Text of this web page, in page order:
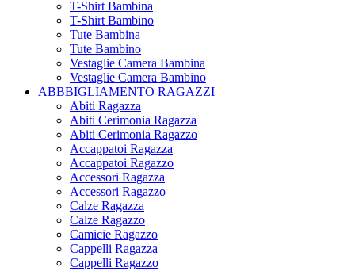
T-Shirt Bambina
T-Shirt Bambino
Tute Bambina
Tute Bambino
Vestaglie Camera Bambina
Vestaglie Camera Bambino
ABBBIGLIAMENTO RAGAZZI
Abiti Ragazza
Abiti Cerimonia Ragazza
Abiti Cerimonia Ragazzo
Accappatoi Ragazza
Accappatoi Ragazzo
Accessori Ragazza
Accessori Ragazzo
Calze Ragazza
Calze Ragazzo
Camicie Ragazzo
Cappelli Ragazza
Cappelli Ragazzo